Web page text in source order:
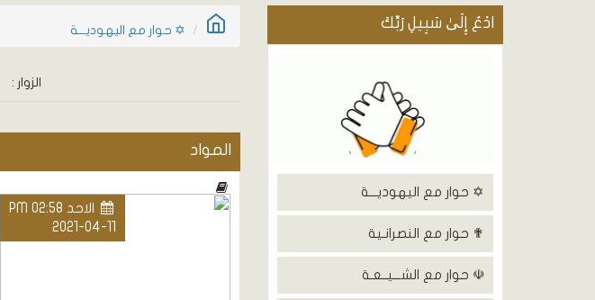
ادْعُ إِلَىٰ سَبِيلِ رَبِّكَ
✡ حوار مع اليهوديـــة
✟ حوار مع النصرانـية
☫ حوار مع الشـــيــعـة
✡ حوار مع اليهوديـــة
الزوار :
المواد
الاحد PM 02:58
2021-04-11